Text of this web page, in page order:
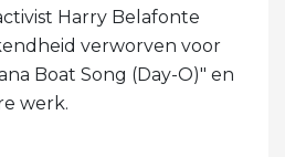
Harry Belafonte
verworven voor
Boat Song (Day-O)" en
werk.